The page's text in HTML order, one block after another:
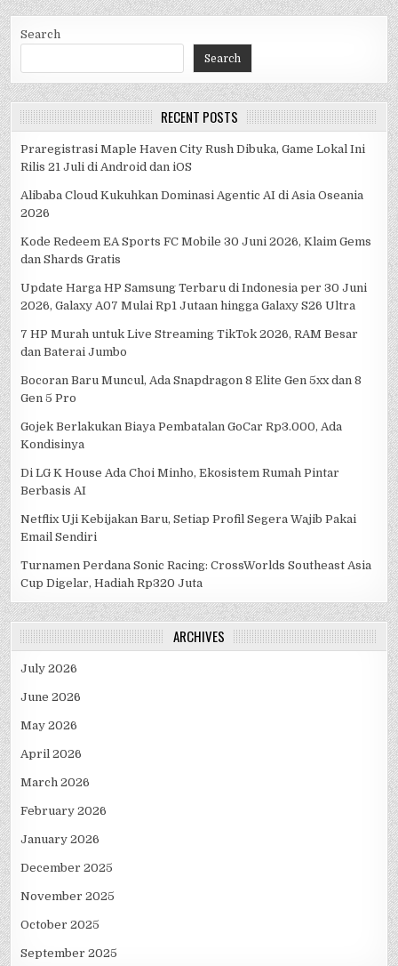
Search
Search
RECENT POSTS
Praregistrasi Maple Haven City Rush Dibuka, Game Lokal Ini
Rilis 21 Juli di Android dan iOS
Alibaba Cloud Kukuhkan Dominasi Agentic AI di Asia Oseania
2026
Kode Redeem EA Sports FC Mobile 30 Juni 2026, Klaim Gems
dan Shards Gratis
Update Harga HP Samsung Terbaru di Indonesia per 30 Juni
2026, Galaxy A07 Mulai Rp1 Jutaan hingga Galaxy S26 Ultra
7 HP Murah untuk Live Streaming TikTok 2026, RAM Besar
dan Baterai Jumbo
Bocoran Baru Muncul, Ada Snapdragon 8 Elite Gen 5xx dan 8
Gen 5 Pro
Gojek Berlakukan Biaya Pembatalan GoCar Rp3.000, Ada
Kondisinya
Di LG K House Ada Choi Minho, Ekosistem Rumah Pintar
Berbasis AI
Netflix Uji Kebijakan Baru, Setiap Profil Segera Wajib Pakai
Email Sendiri
Turnamen Perdana Sonic Racing: CrossWorlds Southeast Asia
Cup Digelar, Hadiah Rp320 Juta
ARCHIVES
July 2026
June 2026
May 2026
April 2026
March 2026
February 2026
January 2026
December 2025
November 2025
October 2025
September 2025